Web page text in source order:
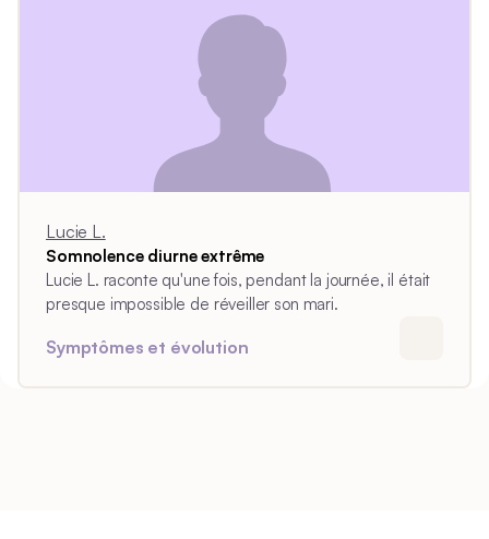
Lucie L.
Somnolence diurne extrême
Lucie L. raconte qu'une fois, pendant la journée, il était
presque impossible de réveiller son mari.
Symptômes et évolution